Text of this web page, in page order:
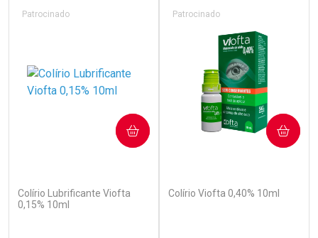
Colírio Lubrificante Viofta
0,15% 10ml
Patrocinado
COMPRAR
Colírio Viofta 0,40% 10ml
Patrocinado
COMPRAR